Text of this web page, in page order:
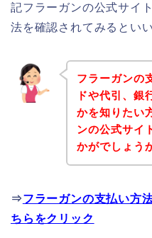
記フラーガンの公式サイ
法を確認されてみるとい
フラーガンの
ドや代引、銀
かを知りたい
ンの公式サイ
かがでしょう
⇒フラーガンの支払い方
ちらをクリック